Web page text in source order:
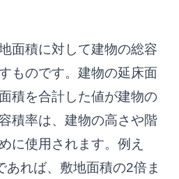
面積に対して建物の総容
ものです。建物の延床面
積を合計した値が建物の
積率は、建物の高さや階
に使用されます。例え
あれば、敷地面積の2倍ま